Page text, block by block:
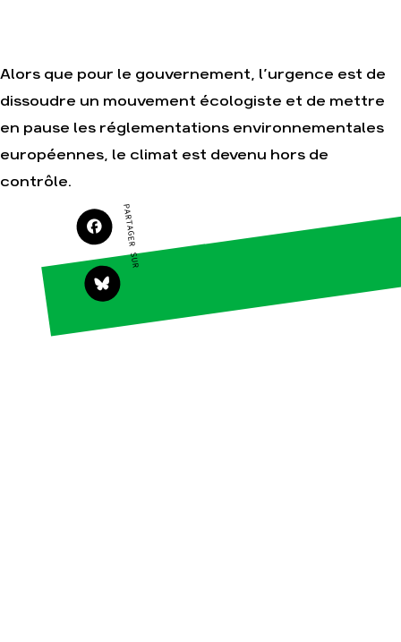
Faire un don
S'engager sur le
Soutenir les
campagnes
Transmettre tout
ou partie de son
patrimoine
gratuitement les
thématiques
Climat – Énergie
Finance
Alors que pour le gouvernement, l’urgence est de
dissoudre un mouvement écologiste et de mettre
en pause les réglementations environnementales
européennes, le climat est devenu hors de
contrôle.
PARTAGER SUR